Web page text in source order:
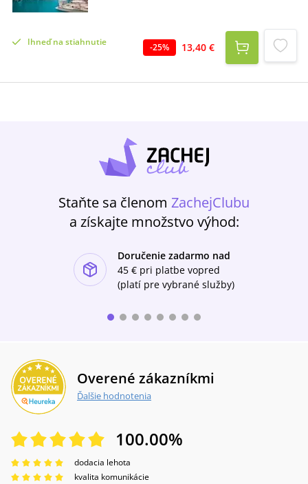
viac odhaľuje záhadný príbeh mladej
Angličanky Connie Levinovej, ktorá po druhej
svetovej vojne odišla so svojím manželom do
na nový začiatok pre Grace, ktorá sa stará o
staroružovej vily na vrchole kopcov s
prekrásnym výhľadom na Taliansku riviéru.
Podarí sa jej však odhaliť rodinné tajomstvá,
ktoré tak ovplyvnili Connin život, a nájsť lásku?
Ihneď na stiahnutie -25% 13,40 €
Staňte sa členom ZachejClubu
a získajte množstvo výhod:
Doručenie zadarmo nad
45 € pri platbe vopred
(platí pre vybrané služby)
Overené zákazníkmi
Ďalšie hodnotenia
100.00%
dodacia lehota
kvalita komunikácie